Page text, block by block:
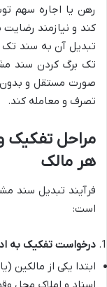
رهن یا اجاره سهم
کند و نیازمند رضایت
تبدیل آن به سند تک
تک برگ کردن سند
صورت مستقل و بدون
تصرف و معامله کند.
مراحل تفکیک
هر مالک
فرآیند تبدیل سند
است:
درخواست تفکیک به
ابتدا یکی از مالکین